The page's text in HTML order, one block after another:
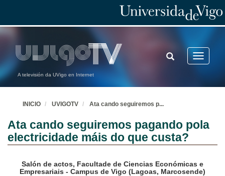
A televisión da UVigo en Internet
Toggle
TOGGLE
SEARCH
INICIO UVIGOTV Ata cando seguiremos p...
Ata cando seguiremos pagando pola
electricidade máis do que custa?
Salón de actos, Facultade de Ciencias Económicas e
Empresariais - Campus de Vigo (Lagoas, Marcosende)